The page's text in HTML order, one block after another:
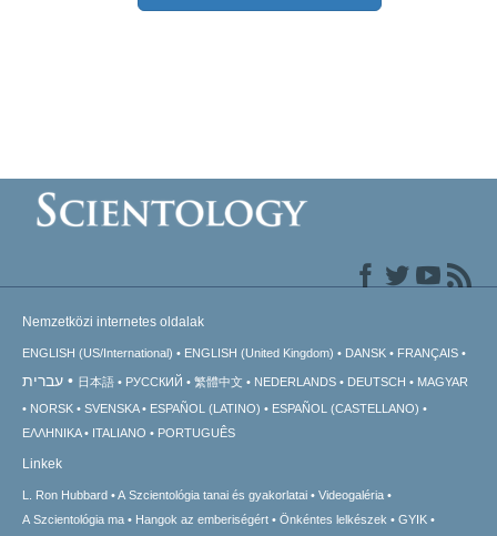
Nemzetközi internetes oldalak
ENGLISH (US/International) ENGLISH (United Kingdom) DANSK FRANÇAIS
עברית 日本語 РУССКИЙ 繁體中文 NEDERLANDS DEUTSCH
MAGYAR
NORSK
SVENSKA ESPAÑOL (LATINO)
ESPAÑOL (CASTELLANO)
ΕΛΛΗΝΙΚA
ITALIANO PORTUGUÊS
Linkek
L. Ron Hubbard A Szcientológia tanai és gyakorlatai
Videogaléria
A Szcientológia ma
Hangok az emberiségért Önkéntes lelkészek GYIK